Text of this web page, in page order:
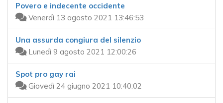
Povero e indecente occidente
Venerdì 13 agosto 2021 13:46:53
Una assurda congiura del silenzio
Lunedì 9 agosto 2021 12:00:26
Spot pro gay rai
Giovedì 24 giugno 2021 10:40:02